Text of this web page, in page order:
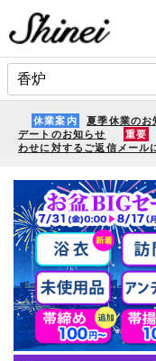
休業案内 夏季休業の
デートのお知らせ
重要
わせに対するご返信メール